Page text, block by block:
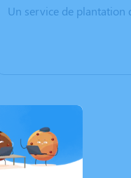
Un service de plantation